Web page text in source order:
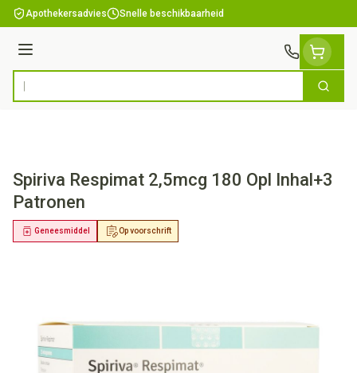
Ga naar de inhoud
Apothekersadvies Snelle beschikbaarheid
Menu
Product, merk, categorie... Zoek
Spiriva Respimat 2,5mcg 180 Opl Inhal+3
Patronen
Op voorschrift
Geneesmiddel